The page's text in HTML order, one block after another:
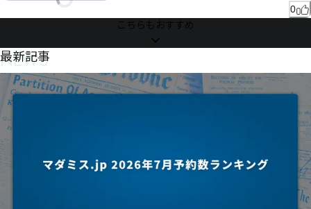
0
こちらもおすすめ
NEWS
最新記事